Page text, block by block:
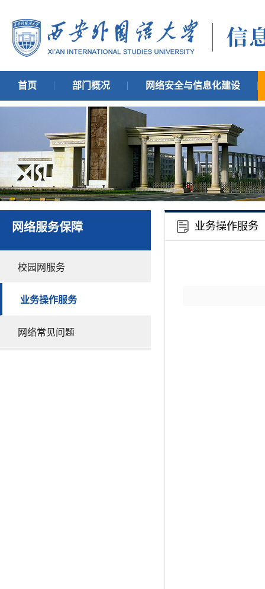
首页 部门概况 网络安全与信息化建设
网络服务保障
校园网服务
业务操作服务
网络常见问题
业务操作服务